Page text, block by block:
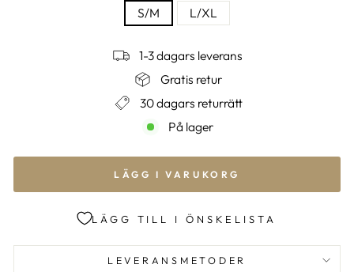
S/M L/XL
1-3 dagars leverans
Gratis retur
30 dagars returrätt
På lager
LÄGG I VARUKORG
LÄGG TILL I ÖNSKELISTA
LEVERANSMETODER